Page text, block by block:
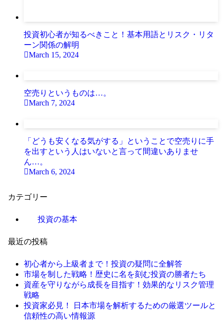
投資初心者が知るべきこと！基本用語とリスク・リタ
ーン関係の解明
March 15, 2024
空売りというものは…。
March 7, 2024
「どうも安くなる気がする」ということで空売りに手
を出すという人はいないと言って間違いありませ
ん…。
March 6, 2024
カテゴリー
投資の基本
最近の投稿
初心者から上級者まで！投資の疑問に全解答
市場を制した戦略！歴史に名を刻む投資の勝者たち
資産を守りながら成長を目指す！効果的なリスク管理
戦略
投資家必見！ 日本市場を解析するための厳選ツールと
信頼性の高い情報源